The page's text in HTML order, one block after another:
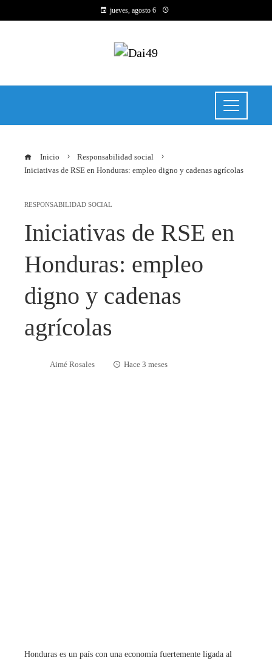
jueves, agosto 6
Inicio
Responsabilidad social
Iniciativas de RSE en Honduras: empleo digno y cadenas agrícolas
RESPONSABILIDAD SOCIAL
Iniciativas de RSE en
Honduras: empleo
digno y cadenas
agrícolas
Aimé Rosales Hace 3 meses
Honduras es un país con una economía fuertemente ligada al